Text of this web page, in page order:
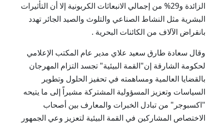
الزائدة و29% من إجمالي الانبعاثات الكربونية إلا أن التأثيرات
البشرية مثل النشاط الصناعي والتلوث والصيد الجائر تهدد
بانقراض الآلاف من الكائنات البحرية .
وقال سعادة طارق سعيد علاي مدير عام المكتب الإعلامي
لحكومة الشارقة إن"القمة البيئية" تجسد التزام المهرجان
بالقضايا العالمية ومساهمته في تحفيز الحلول وتطوير
السياسات وتعزيز المسؤولية المشتركة مشيراً إلى ما يتيحه
"اكسبوجر" من تبادل الخبرات والمعارف بين أصحاب
الاختصاص المشاركين في القمة البيئية لتعزيز وعي الجمهور